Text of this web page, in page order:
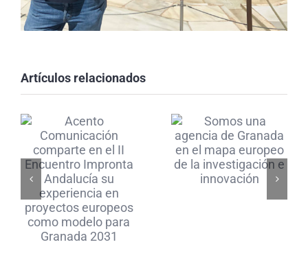
Artículos relacionados
comparte
Encuentro
Impronta
Andalucía
su
experiencia
en
proyectos
Somos
en el mapa
europeo